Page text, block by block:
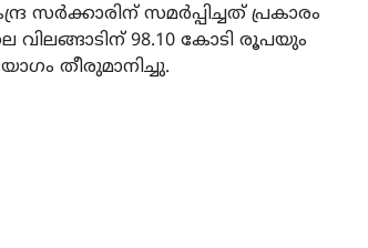
സർക്കാരിന് സമർപ്പിച്ചത് പ്രകാരം
വിലങ്ങാടിന് 98.10 കോടി രൂപയും
തീരുമാനിച്ചു.